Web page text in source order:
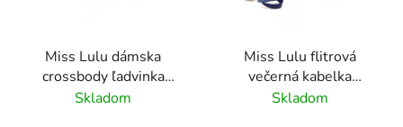
Miss Lulu dámska
crossbody ľadvinka
LB2307 GY
Skladom
Miss Lulu flitrová
večerná kabelka
LH1765, modrá
Skladom